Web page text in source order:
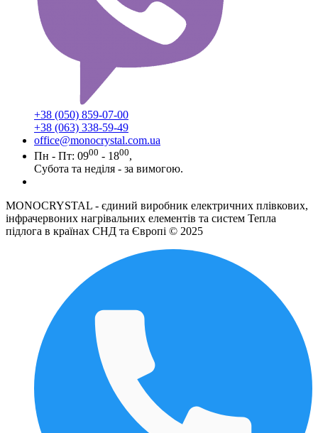
+38 (050) 859-07-00
+38 (063) 338-59-49
office@monocrystal.com.ua
Пн - Пт: 0900 - 1800,
Субота та неділя - за вимогою.
MONOCRYSTAL - єдиний виробник електричних плівкових,
інфрачервоних нагрівальних елементів та систем Тепла
підлога в країнах СНД та Європі © 2025